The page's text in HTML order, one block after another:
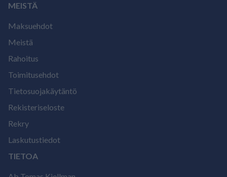
MEISTÄ
Maksuehdot
Meistä
Rahoitus
Toimitusehdot
Tietosuojakäytäntö
Rekisteriseloste
Rekry
Laskutustiedot
TIETOA